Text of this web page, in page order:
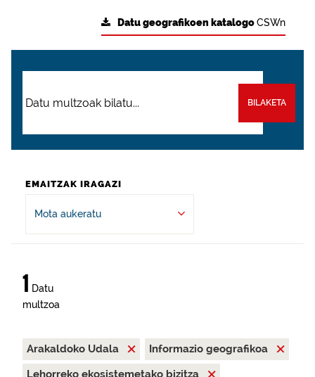
Datu geografikoen katalogoCSWn
BILAKETA
EMAITZAK IRAGAZI
Mota aukeratu
1 Datu
multzoa
Arakaldoko Udala
Informazio geografikoa
Lehorreko ekosistemetako bizitza